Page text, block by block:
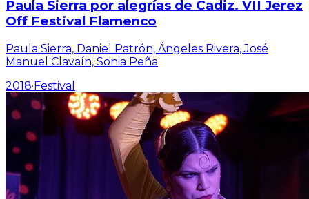
Paula Sierra por alegrías de Cadiz. VII Jerez
Off Festival Flamenco
Paula Sierra, Daniel Patrón, Ángeles Rivera, José
Manuel Clavaín, Sonia Peña
2018·Festival